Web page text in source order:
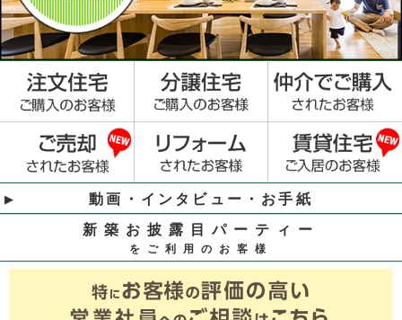
動画・インタビュー・お手紙
新築お披露目パーティー
をご利用のお客様